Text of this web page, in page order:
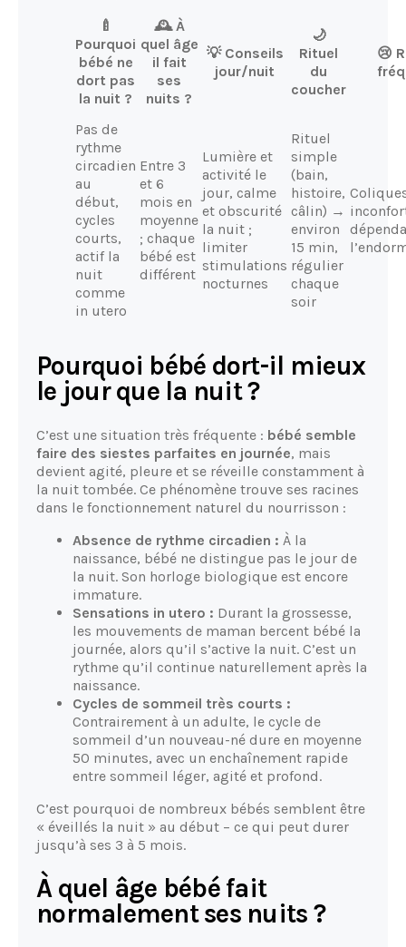
🍼
Pourquoi
bébé ne
dort pas
la nuit ?
🕰️ À
quel âge
il fait
ses
nuits ?
💡 Conseils
jour/nuit
🌙
Rituel
du
coucher
😢
Pas de
rythme
circadien
au
début,
cycles
courts,
actif la
nuit
comme
in utero
Entre 3
et 6
mois en
moyenne
; chaque
bébé est
différent
Lumière et
activité le
jour, calme
et obscurité
la nuit ;
limiter
stimulations
nocturnes
Rituel
simple
(bain,
histoire,
câlin) →
environ
15 min,
régulier
chaque
soir
Pourquoi bébé dort-il mieux
le jour que la nuit ?
C’est une situation très fréquente : bébé semble
faire des siestes parfaites en journée, mais
devient agité, pleure et se réveille constamment à
la nuit tombée. Ce phénomène trouve ses racines
dans le fonctionnement naturel du nourrisson :
Absence de rythme circadien : À la
naissance, bébé ne distingue pas le jour de
la nuit. Son horloge biologique est encore
immature.
Sensations in utero : Durant la grossesse,
les mouvements de maman bercent bébé la
journée, alors qu’il s’active la nuit. C’est un
rythme qu’il continue naturellement après la
naissance.
Cycles de sommeil très courts :
Contrairement à un adulte, le cycle de
sommeil d’un nouveau-né dure en moyenne
50 minutes, avec un enchaînement rapide
entre sommeil léger, agité et profond.
C’est pourquoi de nombreux bébés semblent être
« éveillés la nuit » au début – ce qui peut durer
jusqu’à ses 3 à 5 mois.
À quel âge bébé fait
normalement ses nuits ?